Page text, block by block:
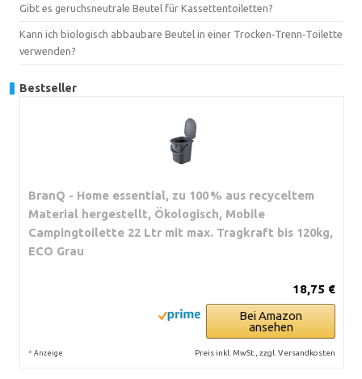
Gibt es geruchsneutrale Beutel für Kassettentoiletten?
Kann ich biologisch abbaubare Beutel in einer Trocken‑Trenn‑Toilette
verwenden?
Bestseller
BranQ - Home essential, zu 100 % aus recyceltem
Material hergestellt, Ökologisch, Mobile
Campingtoilette 22 Ltr mit max. Tragkraft bis 120kg,
ECO Grau
18,75 €
Bei Amazon
ansehen
* Anzeige Preis inkl. MwSt., zzgl. Versandkosten